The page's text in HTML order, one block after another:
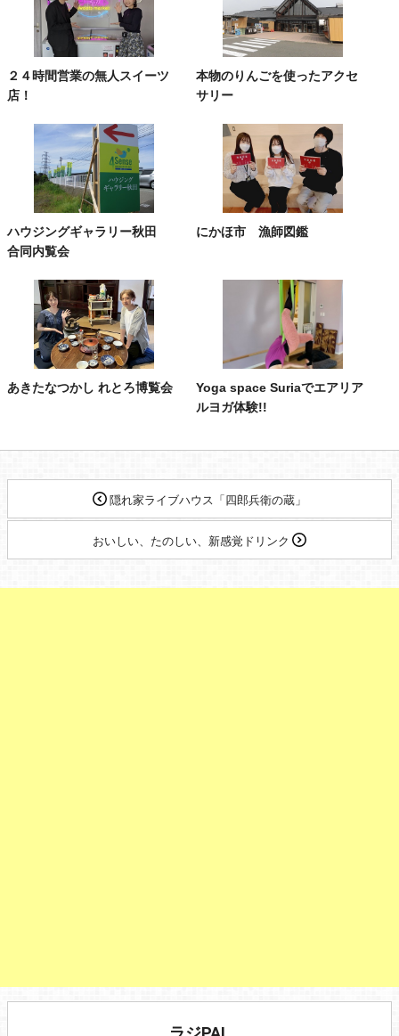
２４時間営業の無人スイーツ
店！
本物のりんごを使ったアクセ
サリー
ハウジングギャラリー秋田
合同内覧会
にかほ市 漁師図鑑
あきたなつかし れとろ博覧会
Yoga space Suriaでエアリア
ルヨガ体験!!
隠れ家ライブハウス「四郎兵衛の蔵」
おいしい、たのしい、新感覚ドリンク